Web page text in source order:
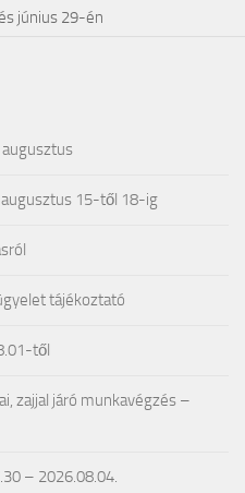
június 29-én
15-től 18-ig
tájékoztató
től
zajjal járó munkavégzés –
– 2026.08.04.